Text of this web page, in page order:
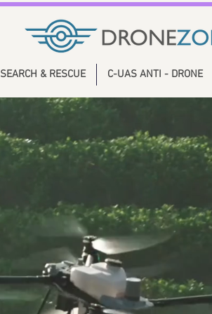
SEARCH & RESCUE C-UAS ANTI - DRONE